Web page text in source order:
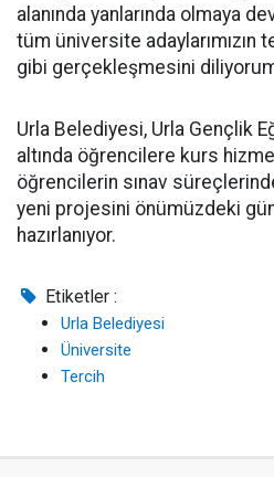
alanında yanlarında olmaya
tüm üniversite adaylarımızın
gibi gerçekleşmesini
Urla Belediyesi, Urla Gençlik
altında öğrencilere kurs
öğrencilerin sınav
yeni projesini önümüzdeki
hazırlanıyor.
Etiketler :
Urla Belediyesi
Üniversite
Tercih